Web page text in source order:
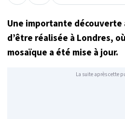
Une importante
d’être réalisée à Londres,
mosaïque a été mise à jour.
La suite après cette